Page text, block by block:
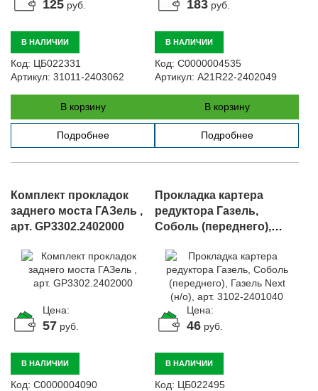
125 руб.
В НАЛИЧИИ
Код: ЦБ022331
Артикул: 31011-2403062
В корзину
Подробнее
183 руб.
В НАЛИЧИИ
Код: С0000004535
Артикул: A21R22-2402049
В корзину
Подробнее
Комплект прокладок
заднего моста ГАЗель ,
арт. GP3302.2402000
Цена:
57 руб.
В НАЛИЧИИ
Код: С0000004090
Прокладка картера
редуктора Газель,
Соболь (переднего),
3102-2401040
Цена:
46 руб.
В НАЛИЧИИ
Код: ЦБ022495